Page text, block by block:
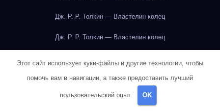
Дж. Р. Р. Толкин — Властелин колец
Дж. Р. Р. Толкин — Властелин колец
Дж. Р. Р. Толкин — Властелин колец
Дж. Р. Р. Толкин — Властелин колец
Этот сайт использует куки-файлы и другие технологии, чтобы
помочь вам в навигации, а также предоставить лучший
пользовательский опыт. OK